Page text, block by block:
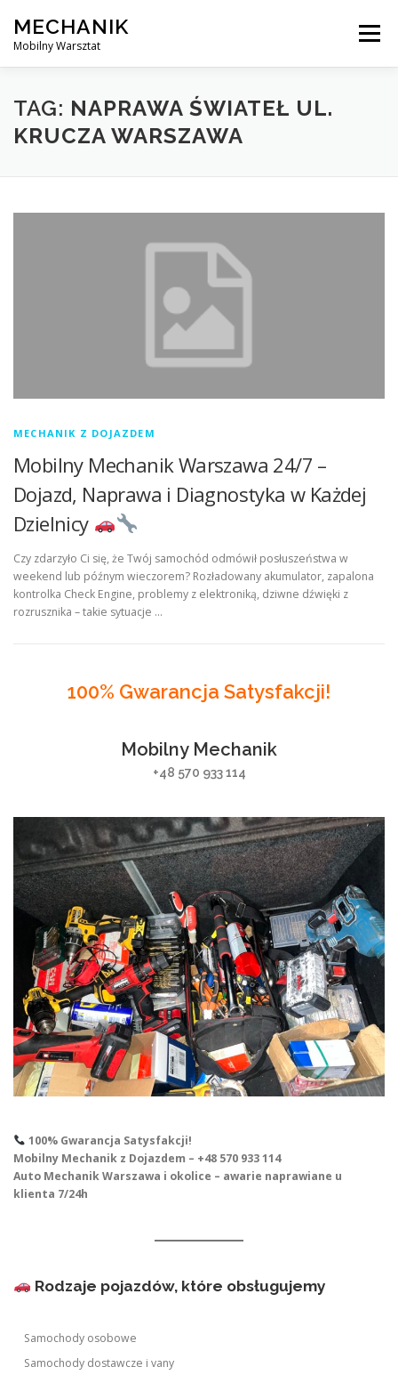
content
MECHANIK
Mobilny Warsztat
Menu
MOBILNY MECHANIK ELEKTRYK SAMOCHODOWY
TAG: NAPRAWA ŚWIATEŁ UL.
KRUCZA WARSZAWA
MECHANIK Z DOJAZDEM
Mobilny Mechanik Warszawa 24/7 –
Dojazd, Naprawa i Diagnostyka w Każdej
Dzielnicy
Czy zdarzyło Ci się, że Twój samochód odmówił posłuszeństwa w
weekend lub późnym wieczorem? Rozładowany akumulator, zapalona
kontrolka Check Engine, problemy z elektroniką, dziwne dźwięki z
rozrusznika – takie sytuacje …
100% Gwarancja Satysfakcji!
Mobilny Mechanik
+48 570 933 114
100% Gwarancja Satysfakcji!
Mobilny Mechanik z Dojazdem – +48 570 933 114
Auto Mechanik Warszawa i okolice – awarie naprawiane u
klienta 7/24h
Rodzaje pojazdów, które obsługujemy
Samochody osobowe
Samochody dostawcze i vany